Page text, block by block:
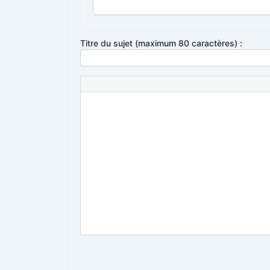
Titre du sujet (maximum 80 caractères) :